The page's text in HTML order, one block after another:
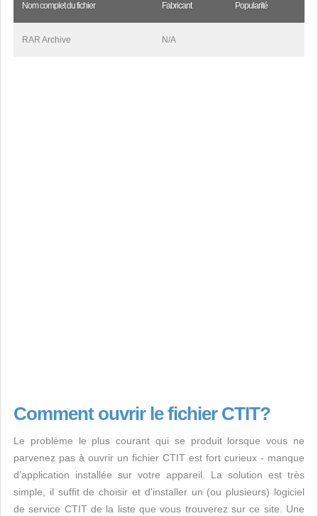
Nom complet du fichier Fabricant Popularité
RAR Archive N/A
Comment ouvrir le fichier CTIT?
Le problème le plus courant qui se produit lorsque vous ne
parvenez pas à ouvrir un fichier CTIT est fort curieux - manque
d’application installée sur votre appareil. La solution est très
simple, il suffit de choisir et d'installer un (ou plusieurs) logiciel
de service CTIT de la liste que vous trouverez sur ce site. Une